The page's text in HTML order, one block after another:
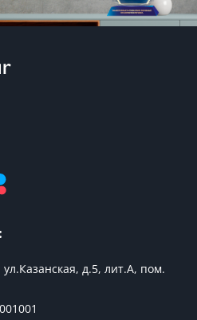
д.5, лит.А, пом.